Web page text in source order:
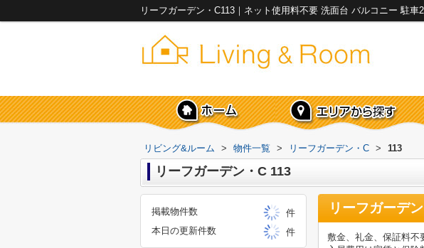
リビング&ルーム > 物件一覧 > リーフガーデン・C > 113
リーフガーデン・C 113
リーフガーデ
敷金、礼金、保証料不
掲載物件数
件
本日の更新件数
件